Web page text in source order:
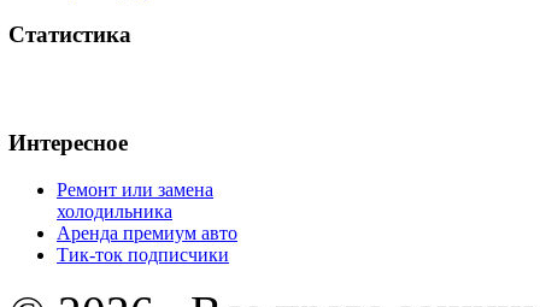
Статистика
Интересное
Ремонт или замена
холодильника
Аренда премиум авто
Тик-ток подписчики